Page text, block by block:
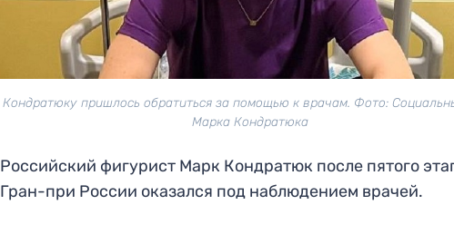
Кондратюку пришлось обратиться за помощью к врачам. Фото:
Марка Кондратюка
Российский фигурист Марк Кондратюк после пятого
Гран-при России оказался под наблюдением врачей.